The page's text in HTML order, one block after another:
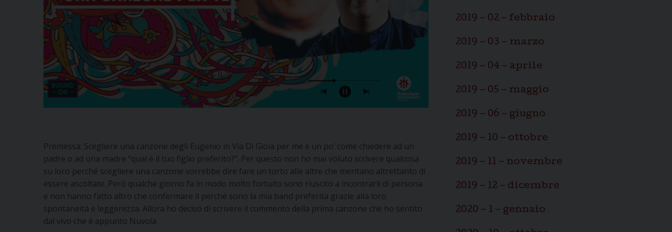
Premessa: Scegliere una canzone degli Eugenio in Via Di Gioia per me è un po’ come chiedere ad un
padre o ad una madre “qual è il tuo figlio preferito?”. Per questo non ho mai voluto scrivere qualcosa
su loro perché scegliere una canzone vorrebbe dire fare un torto alle altre che meritano altrettanto di
essere ascoltate. Però qualche giorno fa in modo molto fortuito sono riuscito a incontrarli di persona
e non hanno fatto altro che confermare il perché sono la mia band preferita grazie alla loro
spontaneità e leggerezza. Allora ho deciso di scrivere il commento della prima canzone che ho sentito
dal vivo che è appunto Nuvola
2019 – 02 – febbraio
2019 – 03 – marzo
2019 – 04 – aprile
2019 – 05 – maggio
2019 – 06 – giugno
2019 – 10 – ottobre
2019 – 11 – novembre
2019 – 12 – dicembre
2020 – 1 – gennaio